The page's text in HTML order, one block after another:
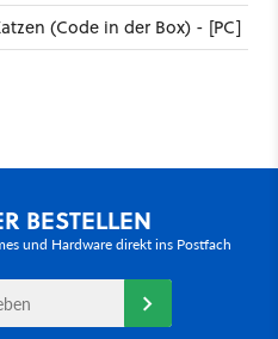
(Code in der Box) - [PC]
BESTELLEN
und Hardware direkt ins Postfach